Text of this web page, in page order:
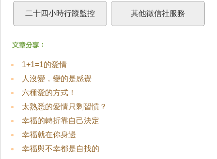
二十四小時行蹤監控 其他徵信社服務
1+1=1的愛情
人沒變，變的是感覺
六種愛的方式！
太熟悉的愛情只剩習慣？
幸福的轉折靠自己決定
幸福就在你身邊
幸福與不幸都是自找的